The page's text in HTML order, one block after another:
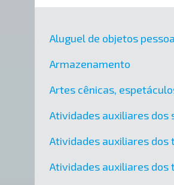
Aluguel de objetos
Armazenamento
Artes cênicas,
Atividades auxiliares
Atividades auxiliares
Atividades auxiliares